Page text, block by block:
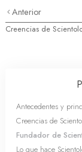
Anterior
Creencias de
Antecedentes y
Creencias de
Fundador de
Lo que hace